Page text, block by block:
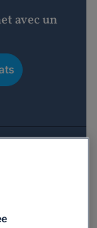
avec un
par